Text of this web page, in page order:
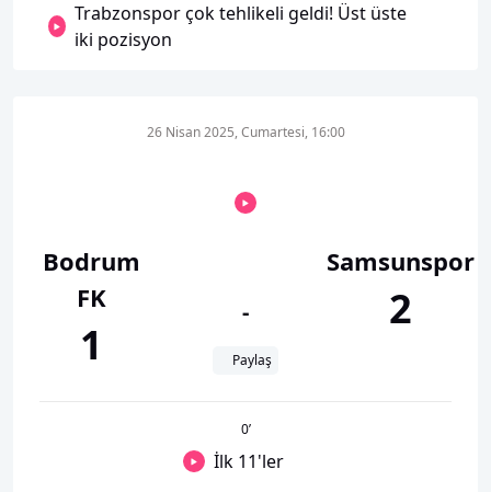
Trabzonspor çok tehlikeli geldi! Üst üste
iki pozisyon
Bodrum
FK
1
26 Nisan 2025, Cumartesi, 16:00
-
Paylaş
Samsunspor
2
0’
İlk 11'ler